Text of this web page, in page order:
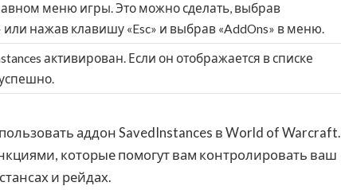
меню игры. Это можно сделать, выбрав
нажав клавишу «Esc» и выбрав «AddOns» в меню.
активирован. Если он отображается в списке
аддон SavedInstances в World of Warcraft.
которые помогут вам контролировать ваш
и рейдах.